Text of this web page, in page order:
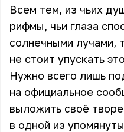
Всем тем, из чьих
рифмы, чьи глаза
солнечными лучами,
не стоит упускать
Нужно всего лишь
на официальное
выложить своё
в одной из